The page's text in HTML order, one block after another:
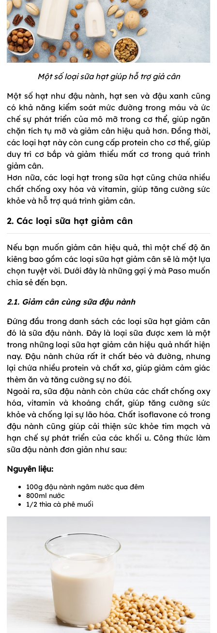
Một số loại sữa hạt giúp hỗ trợ giả cân
Một số hạt như đậu nành, hạt sen và đậu xanh cũng
có khả năng kiểm soát mức đường trong máu và ức
chế sự phát triển của mô mỡ trong cơ thể, giúp ngăn
chặn tích tụ mỡ và giảm cân hiệu quả hơn. Đồng thời,
các loại hạt này còn cung cấp protein cho cơ thể, giúp
duy trì cơ bắp và giảm thiểu mất cơ trong quá trình
giảm cân.
Hơn nữa, các loại hạt trong sữa hạt cũng chứa nhiều
chất chống oxy hóa và vitamin, giúp tăng cường sức
khỏe và hỗ trợ quá trình giảm cân.
2. Các loại sữa hạt giảm cân
Nếu bạn muốn giảm cân hiệu quả, thì một chế độ ăn
kiêng bao gồm các loại sữa hạt giảm cân sẽ là một lựa
chọn tuyệt vời. Dưới đây là những gợi ý mà Paso muốn
chia sẻ đến bạn.
2.1. Giảm cân cùng sữa đậu nành
Đứng đầu trong danh sách các loại sữa hạt giảm cân
đó là sữa đậu nành. Đây là loại sữa được xem là một
trong những loại sữa hạt giảm cân hiệu quả nhất hiện
nay. Đậu nành chứa rất ít chất béo và đường, nhưng
lại chứa nhiều protein và chất xơ, giúp giảm cảm giác
thèm ăn và tăng cường sự no đói.
Ngoài ra, sữa đậu nành còn chứa các chất chống oxy
hóa, vitamin và khoáng chất, giúp tăng cường sức
khỏe và chống lại sự lão hóa. Chất isoflavone có trong
đậu nành cũng giúp cải thiện sức khỏe tim mạch và
hạn chế sự phát triển của các khối u. Công thức làm
sữa đậu nành đơn giản như sau:
Nguyên liệu:
100g đậu nành ngâm nước qua đêm
800ml nước
1/2 thìa cà phê muối